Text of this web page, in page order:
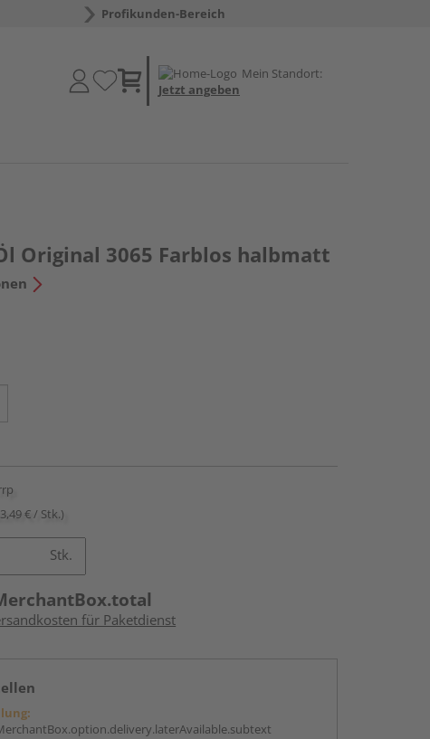
Profikunden-Bereich
Mein Standort:
Jetzt angeben
Original 3065 Farblos halbmatt
€ / Stk.)
Stk.
für Paketdienst